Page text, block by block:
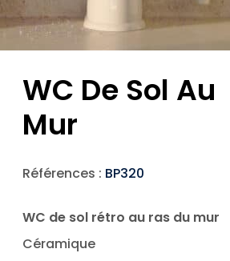
WC De Sol Au
Mur
Références : BP320
WC de sol rétro au ras du mur
Céramique